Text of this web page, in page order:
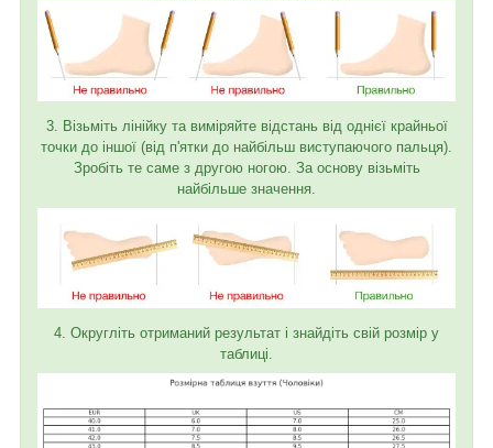
3. Візьміть лінійку та виміряйте відстань від однієї крайньої
точки до іншої (від п'ятки до найбільш виступаючого пальця).
Зробіть те саме з другою ногою. За основу візьміть
найбільше значення.
4. Округліть отриманий результат і знайдіть свій розмір у
таблиці.